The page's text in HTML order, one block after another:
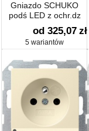
Gniazdo SCHUKO
podś LED z ochr.dz
System 55
od 325,07 zł
5 wariantów